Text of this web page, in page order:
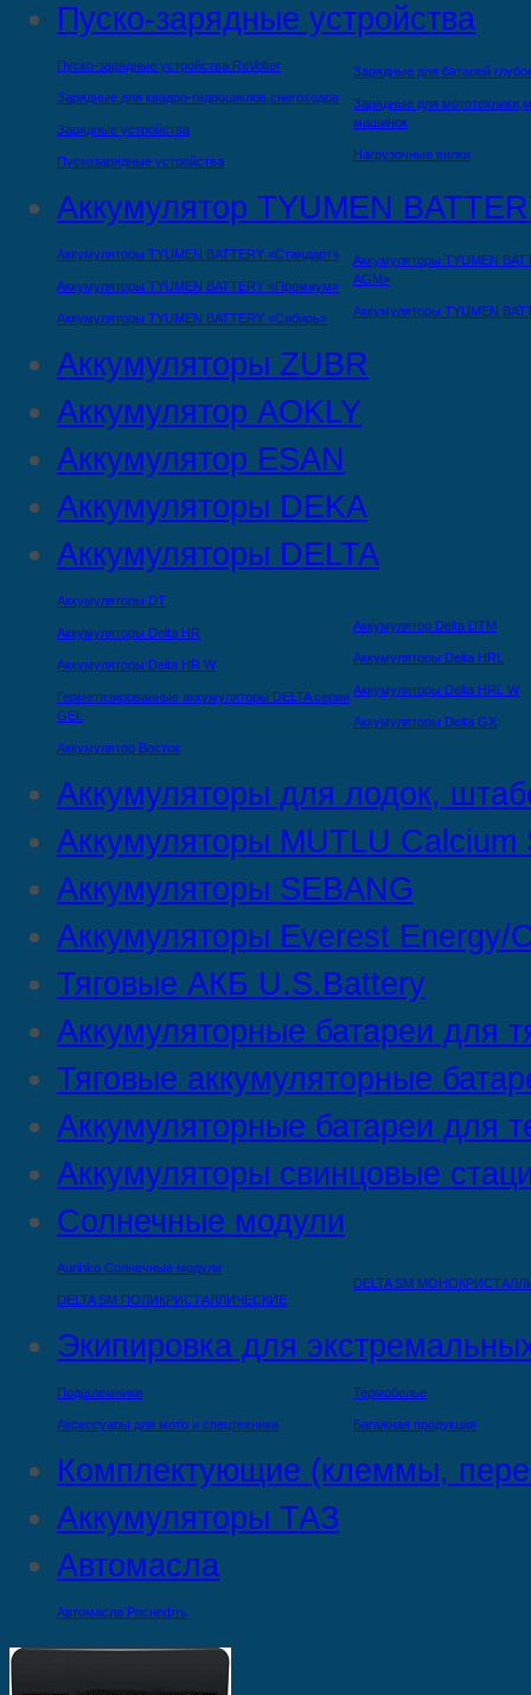
Пуско-зарядные устройства
Пуско-зарядные устройства ReVolter
Зарядные для квадро-гидроциклов,снегоходов
Зарядные устройства
Пускозарядные устройства
Зарядные для батарей
Зарядные для
машинок
Нагрузочные вилки
Аккумулятор TYUMEN
Аккумуляторы TYUMEN BATTERY «Стандарт»
Аккумуляторы TYUMEN BATTERY «Премиум»
Аккумуляторы TYUMEN BATTERY «Сибирь»
Аккумуляторы TYUMEN
AGM»
Аккумуляторы TYUMEN
Аккумуляторы ZUBR
Аккумулятор AOKLY
Аккумулятор ESAN
Аккумуляторы DEKA
Аккумуляторы DELTA
Аккумуляторы DT
Аккумуляторы Delta HR
Аккумуляторы Delta HR W
Герметизированные аккумуляторы DELTA серии
GEL
Аккумулятор Восток
Аккумулятор Delta DTМ
Аккумуляторы Delta HRL
Аккумуляторы Delta HRL W
Аккумуляторы Delta GX
Аккумуляторы для лодок,
Аккумуляторы MUTLU Calcium
Аккумуляторы SEBANG
Аккумуляторы Everest Energy/
Тяговые АКБ U.S.Battery
Аккумуляторные батареи для
Тяговые аккумуляторные
Аккумуляторные батареи для
Аккумуляторы свинцовые
Солнечные модули
Aurinko Солнечные модули
DELTA SM ПОЛИКРИСТАЛЛИЧЕСКИЕ
DELTA SM
Экипировка для
Подшлемники
Аксессуары для мото и спецтехники
Термобелье
Багажная продукция
Комплектующие (клеммы,
Аккумуляторы ТАЗ
Автомасла
Автомасла Роснефть